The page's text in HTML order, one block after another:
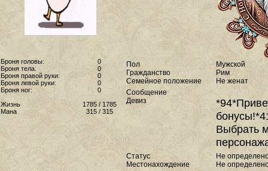
Броня головы:
0
Броня тела:
0
Броня правой руки:
0
Броня левой руки:
0
Броня ног:
0
Жизнь
1785 / 1785
Мана
315 / 315
Пол
Мужской
Гражданство
Рим
Семейное положение
Не женат
Сообщение
Девиз
Выбрать
Статус
Не
Местонахождение
Не